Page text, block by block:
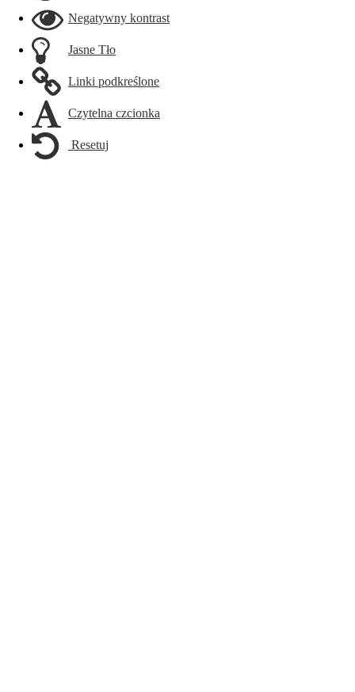
Negatywny kontrast
Jasne Tło
Linki podkreślone
Czytelna czcionka
Resetuj